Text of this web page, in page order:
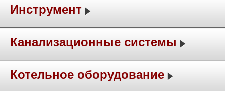
Инструмент
Канализационные системы
Котельное оборудование